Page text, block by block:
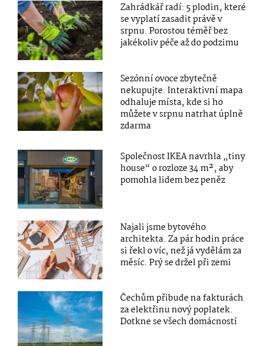
Zahrádkář radí: 5 plodin, které
se vyplatí zasadit právě v
srpnu. Porostou téměř bez
jakékoliv péče až do podzimu
Sezónní ovoce zbytečně
nekupujte. Interaktivní mapa
odhaluje místa, kde si ho
můžete v srpnu natrhat úplně
zdarma
Společnost IKEA navrhla „tiny
house“ o rozloze 34 m², aby
pomohla lidem bez peněz
Najali jsme bytového
architekta. Za pár hodin práce
si řekl o víc, než já vydělám za
měsíc. Prý se držel při zemi
Čechům přibude na fakturách
za elektřinu nový poplatek.
Dotkne se všech domácností